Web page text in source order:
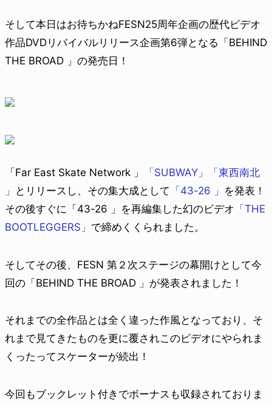
そして本日はお待ちかねFESN25周年企画の歴代ビデオ
作品DVDリバイバルリリース企画第6弾となる「BEHIND
THE BROAD 」の発売日！
「Far East Skate Network 」 「SUBWAY」
「東西南北
」
とリリースし、その集大成として 「43-26 」 を発表！
その後すぐに「43-26 」を再編集した幻のビデオ 「THE
BOOTLEGGERS」 で締めくくられました。
そしてその後、FESN 第２次ステージの幕開けとして今
回の「BEHIND THE BROAD 」が発表されました！
それまでの全作品とは全く違った作風となっており、そ
れまで見てきたものを更に覆されこのビデオにやられま
くったってスケーターが続出！
今回もブックレット付きでボーナスも収録されておりま